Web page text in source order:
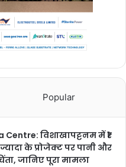
Popular
विशाखापट्टनम में ₹1
के प्रोजेक्ट पर पानी और
जानिए पूरा मामला